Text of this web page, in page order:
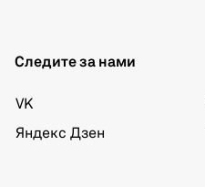
Следите за нами
VK
Яндекс Дзен